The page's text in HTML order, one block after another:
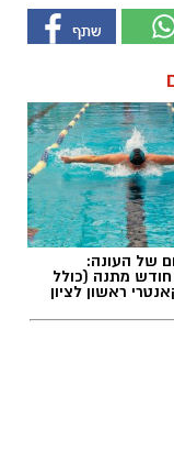
של העונה:
חודש מתנה (כולל
ראשון לציון